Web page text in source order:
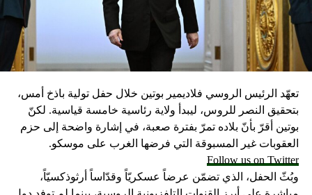
تعهّد الرئيس الروسي فلاديمير بوتين خلال حفل تولية باذخ أمس،
بتحقيق النصر للروس، ليبدأ ولاية رئاسية خامسة قياسية. لكنّ
بوتين أقرّ بأنّ بلاده تمرّ بفترة صعبة، في إشارة واضحة إلى حزم
العقوبات غير المسبوقة التي فرضها الغرب على موسكو.
Follow us on Twitter
وبُثّ الحفل، الذي تضمّن عرضاً عسكريّاً وقدّاساً أرثوذكسيّاً،